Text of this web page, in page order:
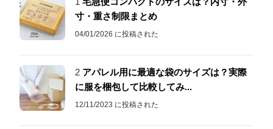
寸・重さ制限まとめ
04/01/2026 に投稿された
2 アパレル用に最適な袋のサイズは？実際
に服を梱包して比較してみ...
12/11/2023 に投稿された